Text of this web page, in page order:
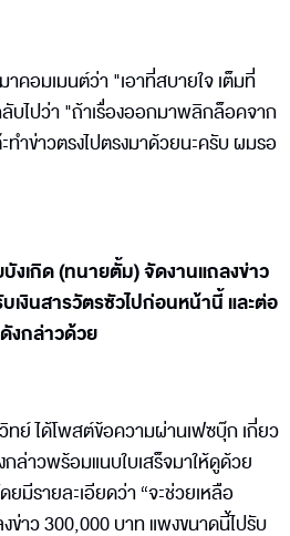
คอมเมนต์ว่า "เอาที่สบายใจ เต็มที่
บไปว่า "ถ้าเรื่องออกมาพลิกล็อคจาก
ทำข่าวตรงไปตรงมาด้วยนะครับ ผมรอ
เกิด (ทนายตั้ม) จัดงานแถลงข่าว
งินสารวัตรซัวไปก่อนหน้านี้ และต่อ
งกล่าวด้วย
ย์ ได้โพสต์ข้อความผ่านเฟซบุ๊ก เกี่ยว
ล่าวพร้อมแนบใบเสร็จมาให้ดูด้วย
ดยมีรายละเอียดว่า “จะช่วยเหลือ
ข่าว 300,000 บาท แพงขนาดนี้ไปรับ